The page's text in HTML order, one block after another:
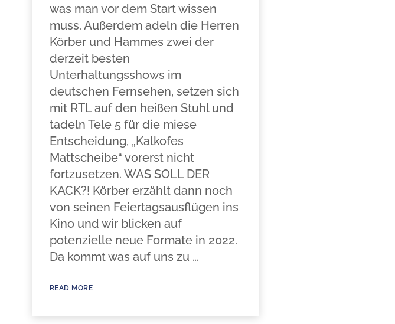
was man vor dem Start wissen
muss. Außerdem adeln die Herren
Körber und Hammes zwei der
derzeit besten
Unterhaltungsshows im
deutschen Fernsehen, setzen sich
mit RTL auf den heißen Stuhl und
tadeln Tele 5 für die miese
Entscheidung, „Kalkofes
Mattscheibe“ vorerst nicht
fortzusetzen. WAS SOLL DER
KACK?! Körber erzählt dann noch
von seinen Feiertagsausflügen ins
Kino und wir blicken auf
potenzielle neue Formate in 2022.
Da kommt was auf uns zu …
READ MORE